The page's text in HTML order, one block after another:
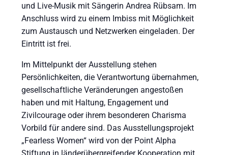
und Live-Musik mit Sängerin Andrea Rübsam. Im
Anschluss wird zu einem Imbiss mit Möglichkeit
zum Austausch und Netzwerken eingeladen. Der
Eintritt ist frei.
Im Mittelpunkt der Ausstellung stehen
Persönlichkeiten, die Verantwortung übernahmen,
gesellschaftliche Veränderungen angestoßen
haben und mit Haltung, Engagement und
Zivilcourage oder ihrem besonderen Charisma
Vorbild für andere sind. Das Ausstellungsprojekt
„Fearless Women“ wird von der Point Alpha
Stiftung in länderübergreifender Kooperation mit